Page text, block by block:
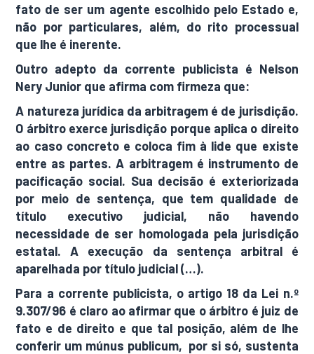
fato de ser um agente escolhido pelo Estado e,
não por particulares, além, do rito processual
que lhe é inerente.
Outro adepto da corrente publicista é Nelson
Nery Junior que afirma com firmeza que:
A natureza jurídica da arbitragem é de jurisdição.
O árbitro exerce jurisdição porque aplica o direito
ao caso concreto e coloca fim à lide que existe
entre as partes. A arbitragem é instrumento de
pacificação social. Sua decisão é exteriorizada
por meio de sentença, que tem qualidade de
título executivo judicial, não havendo
necessidade de ser homologada pela jurisdição
estatal. A execução da sentença arbitral é
aparelhada por título judicial (…).
Para a corrente publicista, o artigo 18 da Lei n.º
9.307/96 é claro ao afirmar que o árbitro é juiz de
fato e de direito e que tal posição, além de lhe
conferir um múnus publicum, por si só, sustenta